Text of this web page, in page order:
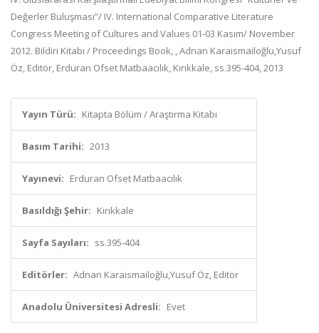
Değerler Buluşması”/ IV. International Comparative Literature
Congress Meeting of Cultures and Values 01-03 Kasım/ November
2012. Bildiri Kitabı / Proceedings Book, , Adnan Karaismailoğlu,Yusuf
Öz, Editör, Erduran Ofset Matbaacılık, Kırıkkale, ss.395-404, 2013
Yayın Türü: Kitapta Bölüm / Araştırma Kitabı
Basım Tarihi: 2013
Yayınevi: Erduran Ofset Matbaacılık
Basıldığı Şehir: Kırıkkale
Sayfa Sayıları: ss.395-404
Editörler: Adnan Karaismailoğlu,Yusuf Öz, Editör
Anadolu Üniversitesi Adresli: Evet